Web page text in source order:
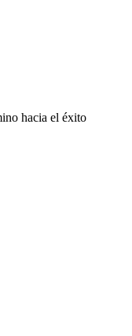
hacia el éxito